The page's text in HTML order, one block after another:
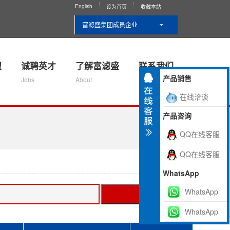
English 设为首页 收藏本站
富滤盛集团成员企业
诚聘英才
Jobs
了解富滤盛
About
联系我们
Contact Us产品销售
在线洽谈
产品咨询
QQ在线客服
QQ在线客服
WhatsApp
WhatsApp
WhatsApp